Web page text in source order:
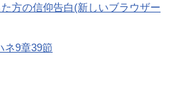
方の信仰告白(新しいブラウザー
ネ9章39節